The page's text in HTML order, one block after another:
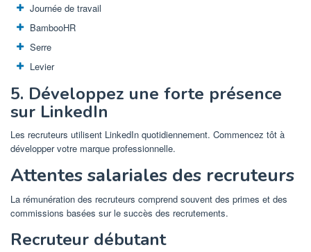
Journée de travail
BambooHR
Serre
Levier
5. Développez une forte présence
sur LinkedIn
Les recruteurs utilisent LinkedIn quotidiennement. Commencez tôt à
développer votre marque professionnelle.
Attentes salariales des recruteurs
La rémunération des recruteurs comprend souvent des primes et des
commissions basées sur le succès des recrutements.
Recruteur débutant